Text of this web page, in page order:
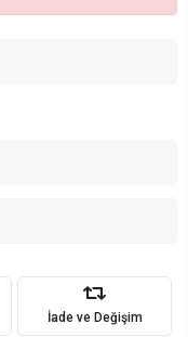
İade ve Değişim